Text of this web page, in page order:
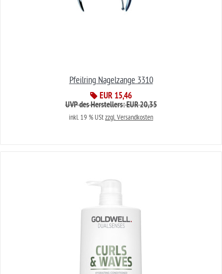
Pfeilring Nagelzange 3310
EUR 15,46
UVP des Herstellers: EUR 20,35
inkl. 19 % UStzzgl. Versandkosten